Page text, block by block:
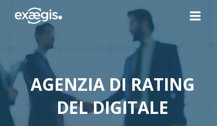
CHI SIAMO
LE NOSTRE OFFERTE
AGENZIA DI RATING
DEL DIGITALE